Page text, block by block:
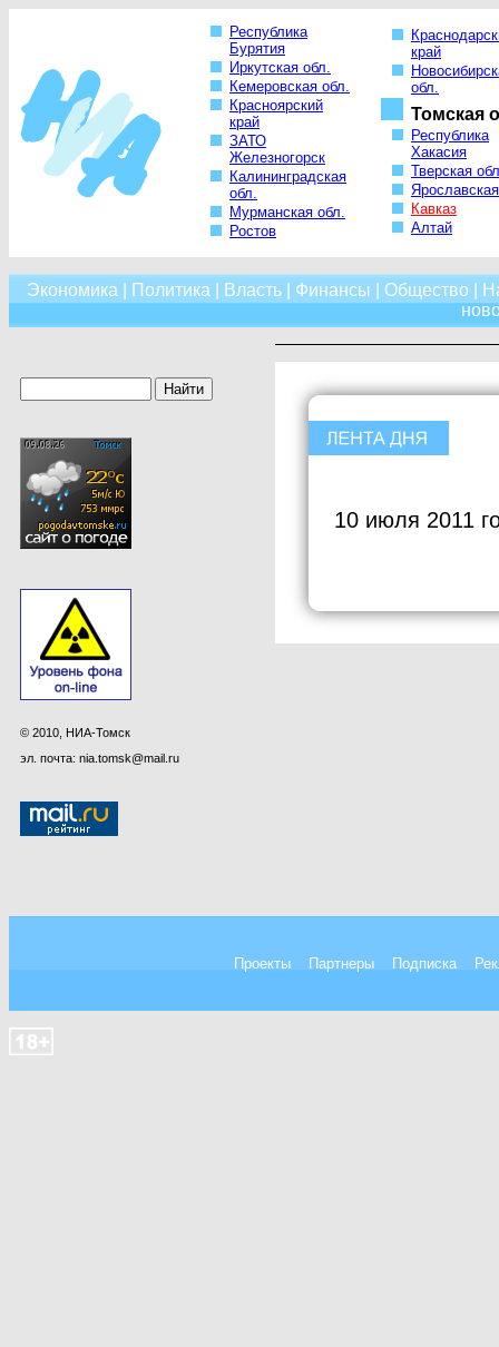
Республика
Бурятия
Иркутская обл.
Кемеровская обл.
Красноярский
край
ЗАТО
Железногорск
Калининградская
обл.
Мурманская обл.
Ростов
край
обл.
Томская
Республика
Хакасия
Тверская
Кавказ
Алтай
Экономика Политика Власть| Финансы Общество
© 2010, НИА-Томск
эл. почта: nia.tomsk@mail.ru
10 июля 2011
Проекты Партнеры Подписка